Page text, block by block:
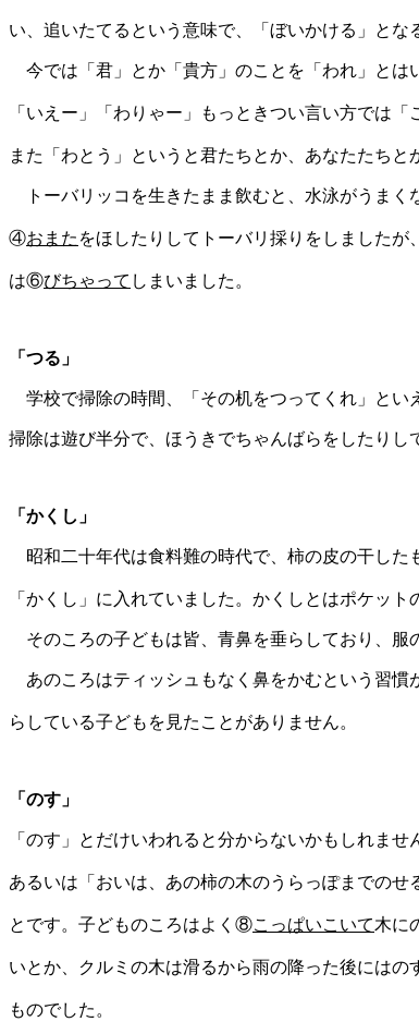
い、追いたてるという意味で、「ぼいかける」とな
今では「君」とか「貴方」のことを「われ」とは
「いえー」「わりゃー」もっときつい言い方では「
また「わとう」というと君たちとか、あなたたちと
トーバリッコを生きたまま飲むと、水泳がうまく
④おまた をほしたりしてトーバリ採りをしました
は⑥びちゃって しまいました。
「つる」
学校で掃除の時間、「その机をつってくれ」とい
掃除は遊び半分で、ほうきでちゃんばらをしたり
「かくし」
昭和二十年代は食料難の時代で、柿の皮の干した
「かくし」に入れていました。かくしとはポケット
そのころの子どもは皆、青鼻を垂らしており、服
あのころはティッシュもなく鼻をかむという習慣
らしている子どもを見たことがありません。
「のす」
「のす」とだけいわれると分からないかもしれま
あるいは「おいは、あの柿の木のうらっぽまでのせ
とです。子どものころはよく⑧こっぱいこいて木に
いとか、クルミの木は滑るから雨の降った後にはの
ものでした。